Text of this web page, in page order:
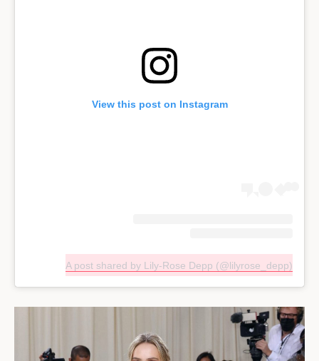
View this post on Instagram
A post shared by Lily-Rose Depp (@lilyrose_depp)